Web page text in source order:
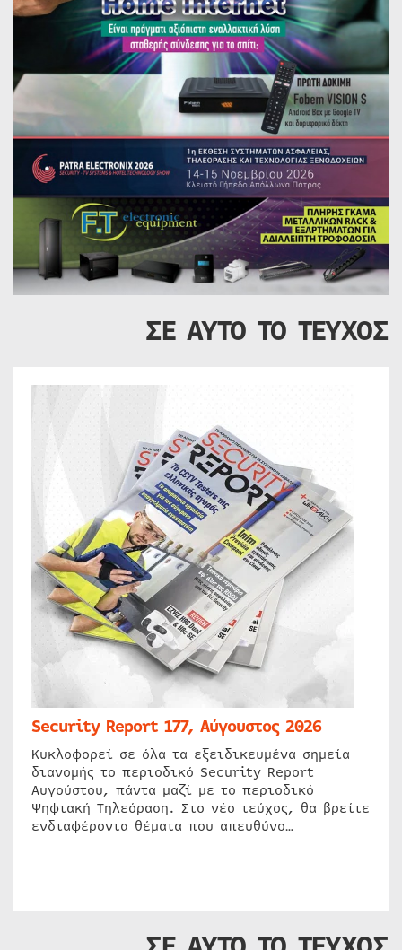
ΣΕ ΑΥΤΟ ΤΟ ΤΕΥΧΟΣ
Security Report 177, Αύγουστος 2026
Κυκλοφορεί σε όλα τα εξειδικευμένα σημεία
διανομής το περιοδικό Security Report
Αυγούστου, πάντα μαζί με το περιοδικό
Ψηφιακή Τηλεόραση. Στο νέο τεύχος, θα βρείτε
ενδιαφέροντα θέματα που απευθύνο…